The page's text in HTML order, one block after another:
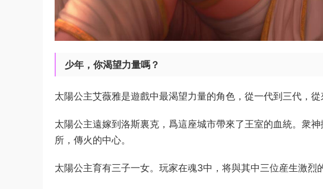
少年，你渴望力量嗎？
太陽公主艾薇雅是遊戲中最渴望力量的角色，從一代到三代，從
太陽公主遠嫁到洛斯裏克，爲這座城市帶來了王室的血統。衆
所，傳火的中心。
太陽公主育有三子一女。玩家在魂3中，将與其中三位産生激烈